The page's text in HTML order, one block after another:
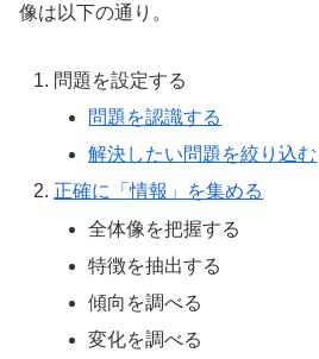
像は以下の通り。
問題を設定する
問題を認識する
解決したい問題を絞り込む
正確に「情報」を集める
全体像を把握する
特徴を抽出する
傾向を調べる
変化を調べる